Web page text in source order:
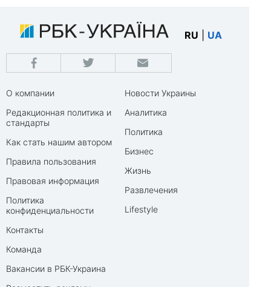
RU UA
О компании
Редакционная политика и
стандарты
Как стать нашим автором
Правила пользования
Правовая информация
Политика
конфиденциальности
Контакты
Команда
Вакансии в РБК-Украина
Новости Украины
Аналитика
Политика
Бизнес
Жизнь
Развлечения
Lifestyle